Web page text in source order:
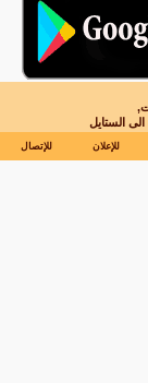
الستايل
للإعلان للإتصال